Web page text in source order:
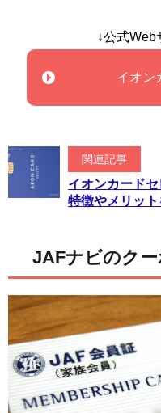
↓公式Web
イオン
関連記事
イオンカード
特徴やメリッ
JAFナビのクー